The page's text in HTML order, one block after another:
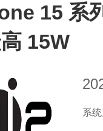
15 系
15W
系